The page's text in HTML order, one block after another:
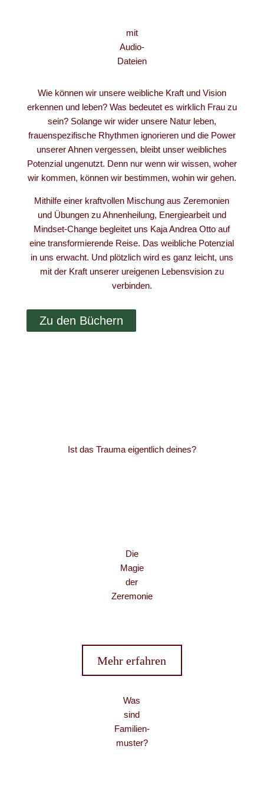
mit
Audio-
Dateien
Wie können wir unsere weibliche Kraft und Vision
erkennen und leben? Was bedeutet es wirklich Frau zu
sein? Solange wir wider unsere Natur leben,
frauenspezifische Rhythmen ignorieren und die Power
unserer Ahnen vergessen, bleibt unser weibliches
Potenzial ungenutzt. Denn nur wenn wir wissen, woher
wir kommen, können wir bestimmen, wohin wir gehen.
Mithilfe einer kraftvollen Mischung aus Zeremonien
und Übungen zu Ahnenheilung, Energiearbeit und
Mindset-Change begleitet uns Kaja Andrea Otto auf
eine transformierende Reise. Das weibliche Potenzial
in uns erwacht. Und plötzlich wird es ganz leicht, uns
mit der Kraft unserer ureigenen Lebensvision zu
verbinden.
Zu den Büchern
Ist das Trauma eigentlich deines?
Die
Magie
der
Zeremonie
Mehr erfahren
Was
sind
Familien-
muster?